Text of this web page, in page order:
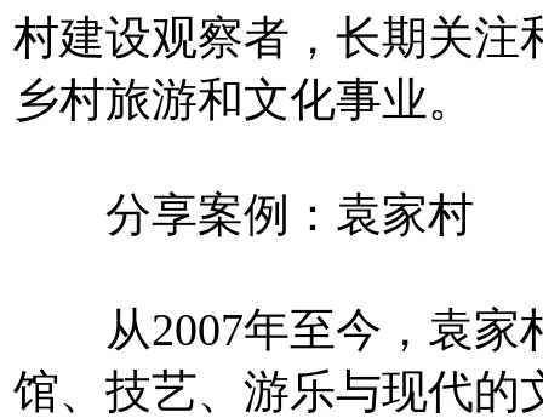
村建设观察者，长期关注
乡村旅游和文化事业。
分享案例：袁家村
从2007年至今，袁家
馆、技艺、游乐与现代的